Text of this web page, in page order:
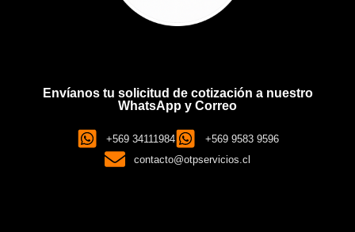
Envíanos tu solicitud de cotización a nuestro
WhatsApp y Correo
+569 34111984
+569 9583 9596
contacto@otpservicios.cl